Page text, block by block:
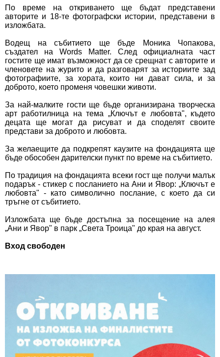
По време на откриването ще бъдат представени
авторите и 18-те фотографски истории, представени в
изложбата.
Водещ на събитието ще бъде Моника Чопакова,
създател на Words Matter. След официалната част
гостите ще имат възможност да се срещнат с авторите и
членовете на журито и да разговарят за историите зад
фотографиите, за хората, които ни дават сила, и за
доброто, което променя човешки животи.
За най-малките гости ще бъде организирана творческа
арт работилница на тема „Ключът е любовта", където
децата ще могат да рисуват и да споделят своите
представи за доброто и любовта.
За желаещите да подкрепят каузите на фондацията ще
бъде обособен дарителски пункт по време на събитието.
По традиция на фондацията всеки гост ще получи малък
подарък - стикер с посланието на Ани и Явор: „Ключът е
любовта" - като символично послание, с което да си
тръгне от събитието.
Изложбата ще бъде достъпна за посещение на алея
„Ани и Явор" в парк „Света Троица" до края на август.
Вход свободен